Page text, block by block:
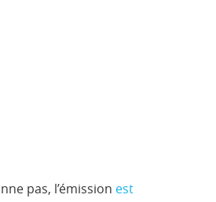
pas, l’émission est